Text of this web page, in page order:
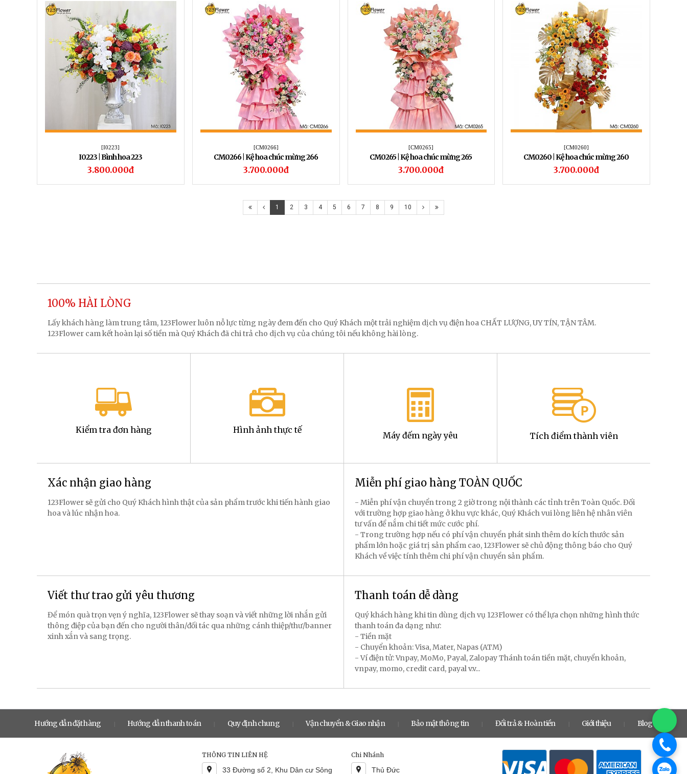
[I0223]
I0223 | Bình hoa 223
3.800.000đ
[CM0266]
CM0266 | Kệ hoa chúc mừng 266
3.700.000đ
[CM0265]
CM0265 | Kệ hoa chúc mừng 265
3.700.000đ
[CM0260]
CM0260 | Kệ hoa chúc mừng 260
3.700.000đ
1 2 3 4 5 6 7 8 9 10
100% HÀI LÒNG
Lấy khách hàng làm trung tâm, 123Flower luôn nỗ lực từng ngày đem đến cho Quý Khách một trải nghiệm dịch vụ điện hoa CHẤT LƯỢNG, UY TÍN, TẬN TÂM.
123Flower cam kết hoàn lại số tiền mà Quý Khách đã chi trả cho dịch vụ của chúng tôi nếu không hài lòng.
Kiểm tra đơn hàng Hình ảnh thực tế
Máy đếm ngày yêu Tích điểm thành viên
Xác nhận giao hàng
123Flower sẽ gửi cho Quý Khách hình thật của sản phẩm trước khi tiến hành giao
hoa và lúc nhận hoa.
Miễn phí giao hàng TOÀN QUỐC
- Miễn phí vận chuyển trong 2 giờ trong nội thành các tỉnh trên Toàn Quốc. Đối
với trường hợp giao hàng ở khu vực khác, Quý Khách vui lòng liên hệ nhân viên
tư vấn để nắm chi tiết mức cước phí.
- Trong trường hợp nếu có phí vận chuyển phát sinh thêm do kích thước sản
phẩm lớn hoặc giá trị sản phẩm cao, 123Flower sẽ chủ động thông báo cho Quý
Khách về việc tính thêm chi phí vận chuyển sản phẩm.
Viết thư trao gửi yêu thương
Để món quà trọn vẹn ý nghĩa, 123Flower sẽ thay soạn và viết những lời nhắn gửi
thông điệp của bạn đến cho người thân/đối tác qua những cánh thiệp/thư/banner
xinh xắn và sang trọng.
Thanh toán dễ dàng
Quý khách hàng khi tin dùng dịch vụ 123Flower có thể lựa chọn những hình thức
thanh toán đa dạng như:
- Tiền mặt
- Chuyển khoản: Visa, Mater, Napas (ATM)
- Ví điện tử: Vnpay, MoMo, Payal, Zalopay Thánh toán tiền mặt, chuyển khoản,
vnpay, momo, credit card, payal v.v...
Hướng dẫn đặt hàng Hướng dẫn thanh toán Quy định chung Vận chuyển & Giao nhận Bảo mật thông tin Đổi trả & Hoàn tiền Giới thiệu Blog
THÔNG TIN LIÊN HỆ
33 Đường số 2, Khu Dân cư Sông
Chi Nhánh
Thủ Đức